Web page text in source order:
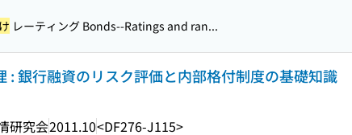
レーティング Bonds--Ratings and ran...
: 銀行融資のリスク評価と内部格付制度の基礎知識
研究会2011.10<DF276-J115>